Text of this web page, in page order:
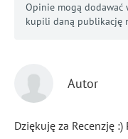
Opinie mogą dodawać
kupili daną publikację
Autor
Dziękuję za Recenzję :)